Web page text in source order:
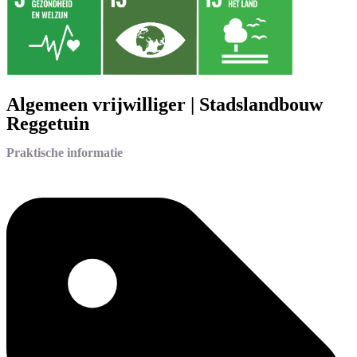
Algemeen vrijwilliger | Stadslandbouw
Reggetuin
Praktische informatie